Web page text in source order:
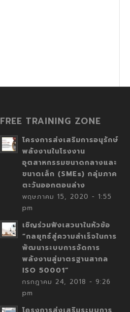
FREE TRAINING ZONE
โครงการส่งเสริมการอนุรักษ์
พลังงานในโรงงาน
อุตสาหกรรมขนาดกลางและ
ขนาดเล็ก (SMEs) กลุ่มภาค
ตะวันออกตอนล่าง
พฤษภาคม 15, 2020 - 1:55
pm
เชิญร่วมฟังเสวนาในหัวข้อ
“กลยุทธ์สู่ความสำเร็จในการ
พัฒนาระบบการจัดการ
พลังงานสู่มาตรฐานสากล
ISO 50001”
กรกฎาคม 24, 2018 - 9:26
pm